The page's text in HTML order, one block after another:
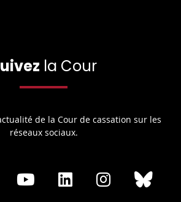
la Cour
de la Cour de cassation sur les
réseaux sociaux.
Share
Share
Share